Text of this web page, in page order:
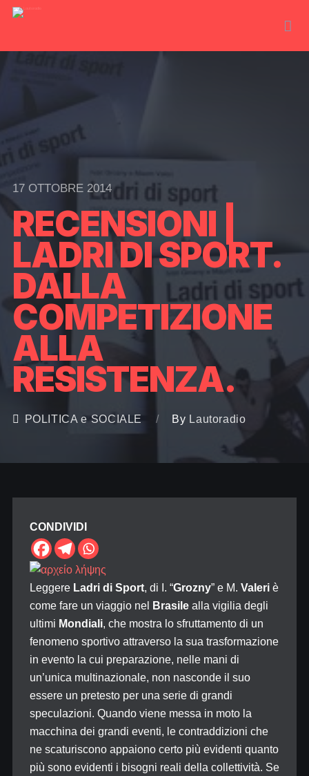
17 OTTOBRE 2014
RECENSIONI |
LADRI DI SPORT.
DALLA
COMPETIZIONE
ALLA
RESISTENZA.
POLITICA e SOCIALE By Lautoradio
CONDIVIDI
Leggere Ladri di Sport, di I. “Grozny” e M. Valeriè
come fare un viaggio nel
Brasilealla vigilia degli
ultimi Mondiali, che mostra lo sfruttamento di un
fenomeno sportivo attraverso la sua trasformazione
in evento la cui preparazione, nelle mani di
un’unica multinazionale, non nasconde il suo
essere un pretesto per una serie di grandi
speculazioni. Quando viene messa in moto la
macchina dei grandi eventi, le contraddizioni che
ne scaturiscono appaiono certo più evidenti quanto
più sono evidenti i bisogni reali della collettività. Se